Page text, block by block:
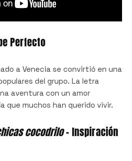
Perfecto
a Venecia se convirtió en una
del grupo. La letra
aventura con un amor
que muchos han querido vivir.
cocodrilo– Inspiración